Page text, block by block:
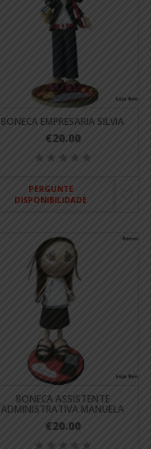
BONECA EMPRESARIA SILVIA
€20.00
PERGUNTE
DISPONIBILIDADE
BONECA ASSISTENTE
ADMINISTRATIVA MANUELA
€20.00